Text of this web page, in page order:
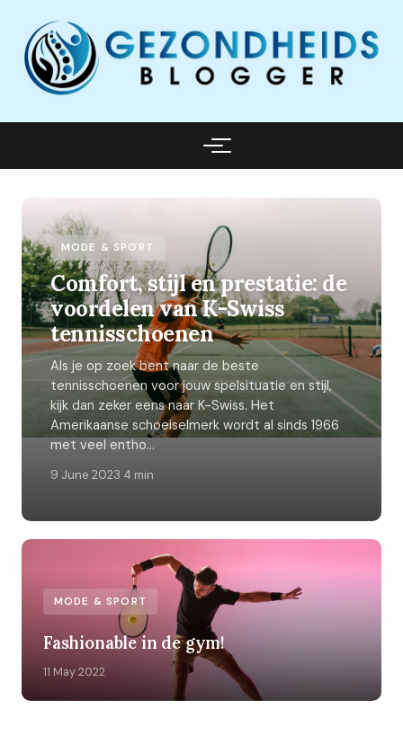
MODE & SPORT
Comfort, stijl en prestatie: de
voordelen van K-Swiss
tennisschoenen
Als je op zoek bent naar de beste
tennisschoenen voor jouw spelsituatie en stijl,
kijk dan zeker eens naar K-Swiss. Het
Amerikaanse schoeiselmerk wordt al sinds 1966
met veel entho...
9 June 2023·4 min
MODE & SPORT
Fashionable in de gym!
11 May 2022